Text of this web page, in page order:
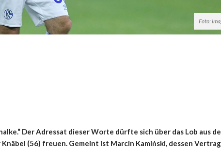
Foto:
Der Adressat dieser Worte dürfte sich über das Lob aus
(56) freuen. Gemeint ist Marcin Kamiński, dessen